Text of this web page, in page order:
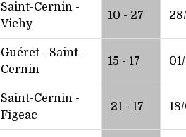
Saint-Cernin -
Vichy
10 - 27
Guéret - Saint-
Cernin
15 - 17
Saint-Cernin -
Figeac
21 - 17